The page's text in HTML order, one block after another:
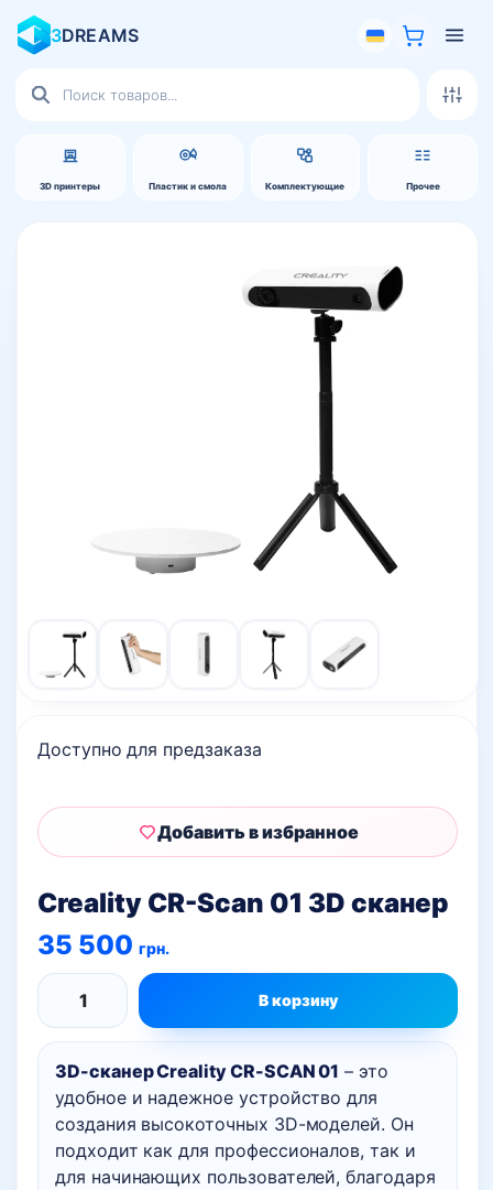
3DREAMS
3D принтеры Пластик и смола Комплектующие Прочее
товаров
Creality CR-Scan 01 3D сканер
35 500 грн.
3D-сканер Creality CR-SCAN 01 – это
удобное и надежное устройство для
создания высокоточных 3D-моделей. Он
подходит как для профессионалов, так и
для начинающих пользователей, благодаря
Доступно для предзаказа
Количество
товара
Creality
CR-
Scan
В корзину
Добавить в избранное